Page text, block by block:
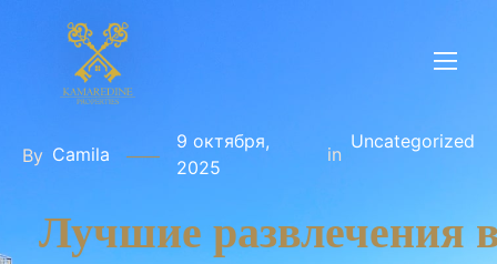
By Camila
9 октября,
2025
in
Uncategorized
Лучшие развлечения